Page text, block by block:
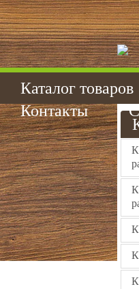
Каталог товаров
Контакты